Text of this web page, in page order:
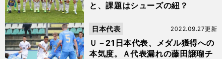
と、課題はシューズの紐？
Ｕ－21日本代表、メダル獲得への
本気度。Ａ代表漏れの藤田譲瑠チ
2022.09.27更新
日本代表